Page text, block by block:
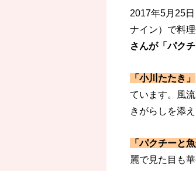
2017年5月25
ナイン）で料
さんが「パク
「小川たたき」
ています。風
きがらしを添
「パクチーと
麗で見た目も